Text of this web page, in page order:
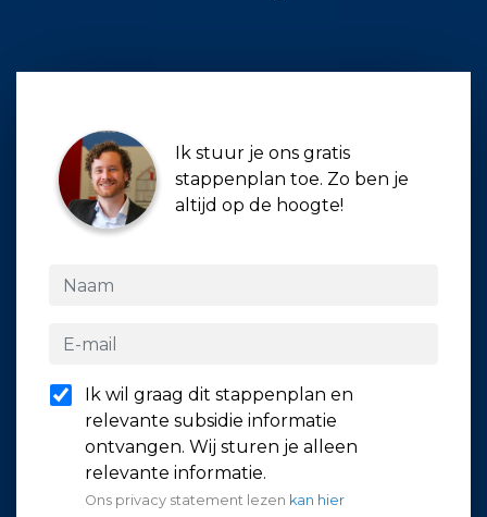
Ik stuur je ons gratis
stappenplan toe. Zo ben je
altijd op de hoogte!
Ik wil graag dit stappenplan en
relevante subsidie informatie
ontvangen. Wij sturen je alleen
relevante informatie.
Ons privacy statement lezen kan hier